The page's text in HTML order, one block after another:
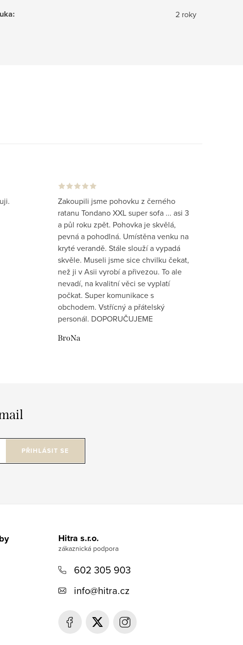
: 2 roky
Zakoupili jsme pohovku z černého
ratanu Tondano XXL super sofa ... asi 3
a půl roku zpět. Pohovka je skvělá,
pevná a pohodlná. Umístěna venku na
kryté verandě. Stále slouží a vypadá
skvěle. Museli jsme sice chvilku čekat,
než ji v Asii vyrobí a přivezou. To ale
nevadí, na kvalitní věci se vyplatí
počkat. Super komunikace s
obchodem. Vstřícný a přátelský
personál. DOPORUČUJEME
BroNa
PŘIHLÁSIT SE
Hitra s.r.o.
602 305 903
info@hitra.cz